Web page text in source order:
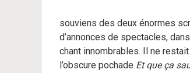
souviens des deux énormes
d’annonces de spectacles,
chant innombrables. Il ne
l’obscure pochade Et que ça